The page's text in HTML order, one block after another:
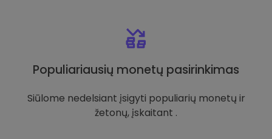
Populiariausių monetų pasirinkimas
Siūlome nedelsiant įsigyti populiarių monetų ir
žetonų, įskaitant .